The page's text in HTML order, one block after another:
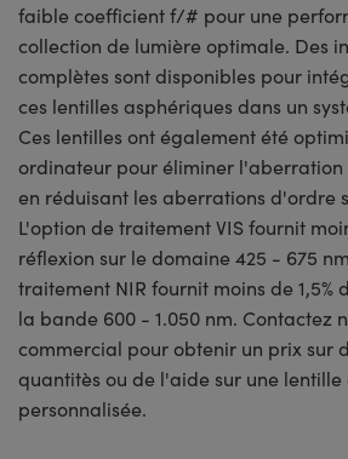
faible coefficient f/# pour une
collection de lumière optimale. Des
complètes sont disponibles pour
ces lentilles asphériques dans un
Ces lentilles ont également été
ordinateur pour éliminer l'aberration
en réduisant les aberrations d'ordre
L'option de traitement VIS fournit
réflexion sur le domaine 425 - 675
traitement NIR fournit moins de 1,5%
la bande 600 - 1.050 nm. Contactez
commercial pour obtenir un prix sur
quantitès ou de l'aide sur une
personnalisée.